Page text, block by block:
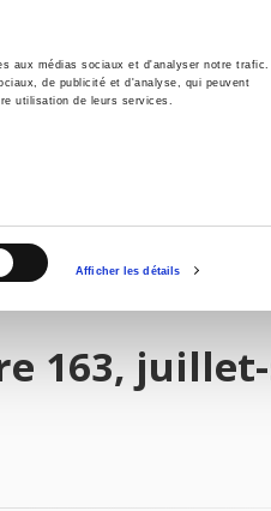
aux médias sociaux et d'analyser notre trafic.
de publicité et d'analyse, qui peuvent
utilisation de leurs services.
Afficher les détails
International
163,